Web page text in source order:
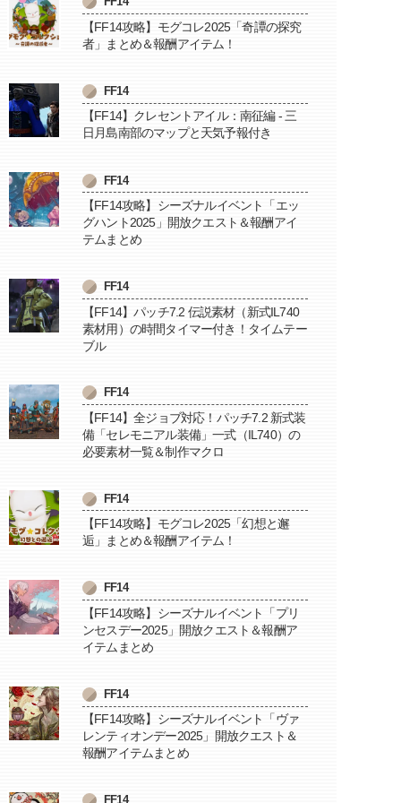
【FF14攻略】モグコレ2025「奇譚の探究
者」まとめ＆報酬アイテム！
FF14
【FF14】クレセントアイル：南征編 - 三
日月島南部のマップと天気予報付き
FF14
【FF14攻略】シーズナルイベント「エッ
グハント2025」開放クエスト＆報酬アイ
テムまとめ
FF14
【FF14】パッチ7.2 伝説素材（新式IL740
素材用）の時間タイマー付き！タイムテー
ブル
FF14
【FF14】全ジョブ対応！パッチ7.2 新式装
備「セレモニアル装備」一式（IL740）の
必要素材一覧＆制作マクロ
FF14
【FF14攻略】モグコレ2025「幻想と邂
逅」まとめ＆報酬アイテム！
FF14
【FF14攻略】シーズナルイベント「プリ
ンセスデー2025」開放クエスト＆報酬ア
イテムまとめ
FF14
【FF14攻略】シーズナルイベント「ヴァ
レンティオンデー2025」開放クエスト＆
報酬アイテムまとめ